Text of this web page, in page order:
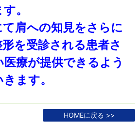
。
て肩への知見をさらに
を受診される患者さ
療が提供できるよう
ます。
HOMEに戻る >>